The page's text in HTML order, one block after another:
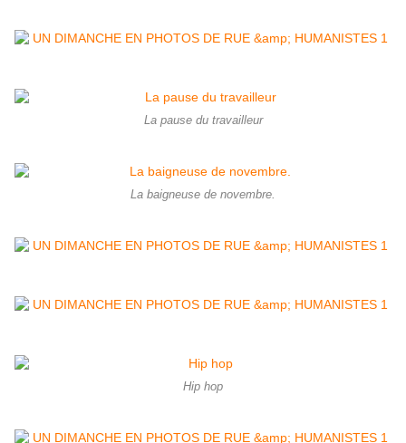
La pause du travailleur
La baigneuse de novembre.
Hip hop